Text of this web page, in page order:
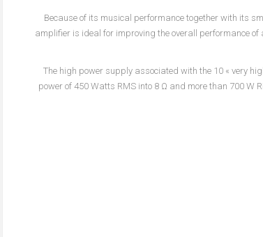
Because of its musical performance together with its
amplifier is ideal for improving the overall performance
The high power supply associated with the 10 « very
power of 450 Watts RMS into 8 Ω and more than 700 W